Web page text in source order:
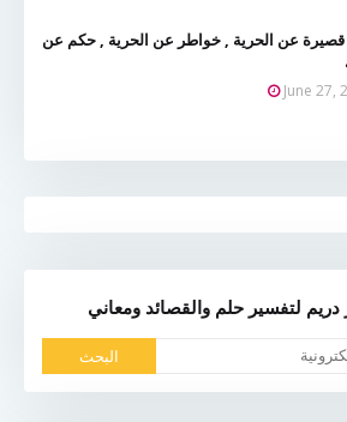
قصيرة عن الحرية , خواطر عن الحرية , حكم عن
June 27,
لتفسير حلم والقصائد ومعاني